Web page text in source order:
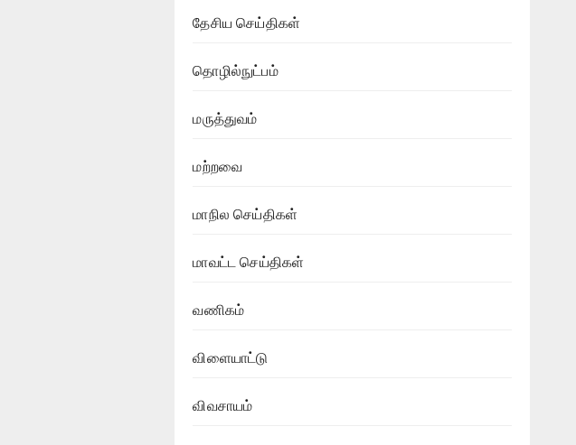
தேசிய செய்திகள்
தொழில்நுட்பம்
மருத்துவம்
மற்றவை
மாநில செய்திகள்
மாவட்ட செய்திகள்
வணிகம்
விளையாட்டு
விவசாயம்